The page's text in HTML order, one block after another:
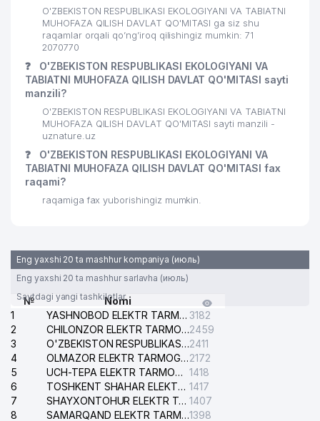
M AND F HOLDING MChJ 196 м
35
UMUMIY O'RTA TA'LIM MAKTABI
№145
O'ZBEKISTON RESPUBLIKASI
PREZIDENT ADMINISTRASIYASI
QOSHIDAGI BOSH TIBBIY
BOSHQARMA
37
FRANTSIYA RESPUBLIKASI
SHAHRI BO'LIMI
39 C A WOLVES MChJ
ESPO MARKET MChJ
AKWA FOODS IMPEX XK MChJ
MANZARA TOURISM MChJ
OLMITAS MChJ
NOGIRONLARNI REABILITATSIA
O'ZBEKISTON RESPUBLIKASI EKOLOGIYANI VA TABIATNI
MUHOFAZA QILISH DAVLAT QO'MITASI ga siz shu
raqamlar orqali qo’ng’iroq qilishingiz mumkin: 71
2070770
❓
O'ZBEKISTON RESPUBLIKASI EKOLOGIYANI VA
TABIATNI MUHOFAZA QILISH DAVLAT QO'MITASI sayti
manzili?
O'ZBEKISTON RESPUBLIKASI EKOLOGIYANI VA TABIATNI
MUHOFAZA QILISH DAVLAT QO'MITASI sayti manzili -
uznature.uz
❓
O'ZBEKISTON RESPUBLIKASI EKOLOGIYANI VA
TABIATNI MUHOFAZA QILISH DAVLAT QO'MITASI fax
raqami?
raqamiga fax yuborishingiz mumkin.
Eng yaxshi 20 ta mashhur kompaniya (июль)
Eng yaxshi 20 ta mashhur sarlavha (июль)
Saytdagi yangi tashkilotlar
№
Nomi
1
YASHNOBOD ELEKTR TARMOG'I NOSOZLIKLARI XIZMATI 3182
2
CHILONZOR ELEKTR TARMOG'I NOSOZLIK XIZMATI2459
3
O'ZBEKISTON RESPUBLIKASI BOSH PROKURATURASI ISHONCH TELEFONI2411
4
OLMAZOR ELEKTR TARMOG'I NOSOZLIKLARI XIZMATI2172
5
UCH-TEPA ELEKTR TARMOG'I NOSOZLIKLARI XIZMATI 1418
6
TOSHKENT SHAHAR ELEKTR TARMOQLARI KORXONASI AJ 1417
7
SHAYXONTOHUR ELEKTR TARMOG'I NOSOZLIKLARINI TUZATISH XIZMATI 1407
8
SAMARQAND ELEKTR TARMOQLARI AJ1398